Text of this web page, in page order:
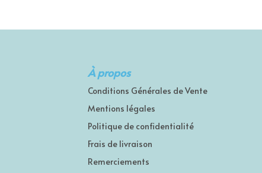
À propos
Conditions Générales de Vente
Mentions légales
Politique de confidentialité
Frais de livraison
Remerciements